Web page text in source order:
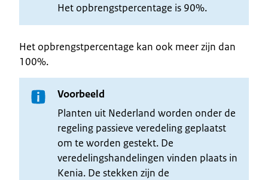
Het opbrengstpercentage is 90%.
Het opbrengstpercentage kan ook meer zijn dan
100%.
Voorbeeld
Planten uit Nederland worden onder de
regeling passieve veredeling geplaatst
om te worden gestekt. De
veredelingshandelingen vinden plaats in
Kenia. De stekken zijn de